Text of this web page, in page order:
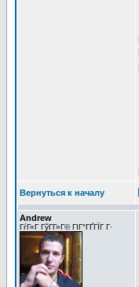
Вернуться к началу
Andrew
ГѓГ«Г ГўГ­Г»Г© ГІГ°ГҐГЇГ Г·